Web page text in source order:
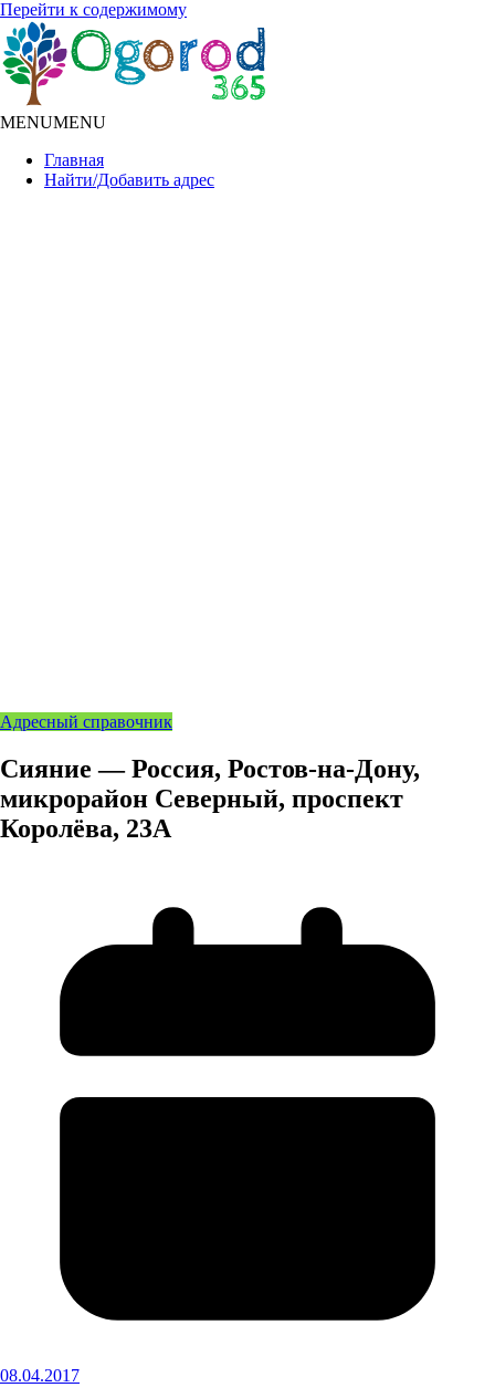
Перейти к содержимому
MENUMENU
Главная
Найти/Добавить адрес
Адресный справочник
Сияние — Россия, Ростов-на-Дону,
микрорайон Северный, проспект
Королёва, 23А
08.04.2017